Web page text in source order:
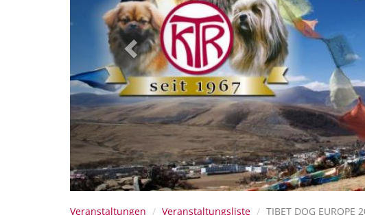
Veranstaltungen Veranstaltungsliste TIBET DOG EUROPE